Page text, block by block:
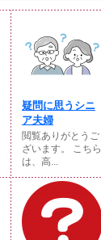
疑問に思うシニ
ア夫婦
閲覧ありがとうご
ざいます。 こちら
は、高...